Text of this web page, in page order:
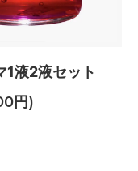
1液2液セット
円)